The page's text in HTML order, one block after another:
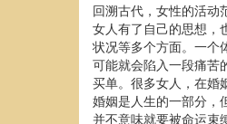
回溯古代，女性的活动
女人有了自己的思想，
状况等多个方面。一个
可能就会陷入一段痛苦
买单。很多女人，在婚
婚姻是人生的一部分，
并不意味就要被命运束